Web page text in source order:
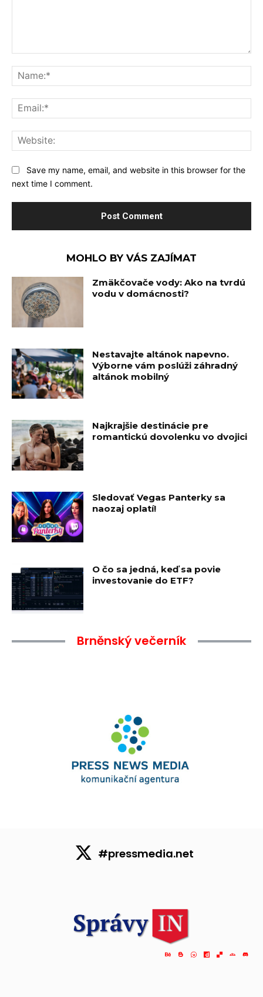
Save my name, email, and website in this browser for the
next time I comment.
MOHLO BY VÁS ZAJÍMAT
Zmäkčovače vody: Ako na tvrdú
vodu v domácnosti?
Nestavajte altánok napevno.
Výborne vám poslúži záhradný
altánok mobilný
Najkrajšie destinácie pre
romantickú dovolenku vo dvojici
Sledovať Vegas Panterky sa
naozaj oplatí!
O čo sa jedná, keď sa povie
investovanie do ETF?
Brněnský večerník
#pressmedia.net